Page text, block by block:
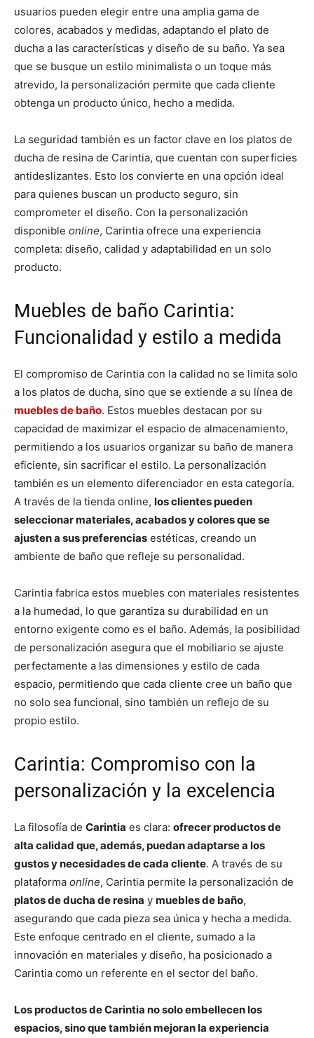
usuarios pueden elegir entre una amplia gama de
colores, acabados y medidas, adaptando el plato de
ducha a las características y diseño de su baño. Ya sea
que se busque un estilo minimalista o un toque más
atrevido, la personalización permite que cada cliente
obtenga un producto único, hecho a medida.
La seguridad también es un factor clave en los platos de
ducha de resina de Carintia, que cuentan con superficies
antideslizantes. Esto los convierte en una opción ideal
para quienes buscan un producto seguro, sin
comprometer el diseño. Con la personalización
disponible online, Carintia ofrece una experiencia
completa: diseño, calidad y adaptabilidad en un solo
producto.
Muebles de baño Carintia:
Funcionalidad y estilo a medida
El compromiso de Carintia con la calidad no se limita solo
a los platos de ducha, sino que se extiende a su línea de
muebles de baño. Estos muebles destacan por su
capacidad de maximizar el espacio de almacenamiento,
permitiendo a los usuarios organizar su baño de manera
eficiente, sin sacrificar el estilo. La personalización
también es un elemento diferenciador en esta categoría.
A través de la tienda online, los clientes pueden
seleccionar materiales, acabados y colores que se
ajusten a sus preferencias estéticas, creando un
ambiente de baño que refleje su personalidad.
Carintia fabrica estos muebles con materiales resistentes
a la humedad, lo que garantiza su durabilidad en un
entorno exigente como es el baño. Además, la posibilidad
de personalización asegura que el mobiliario se ajuste
perfectamente a las dimensiones y estilo de cada
espacio, permitiendo que cada cliente cree un baño que
no solo sea funcional, sino también un reflejo de su
propio estilo.
Carintia: Compromiso con la
personalización y la excelencia
La filosofía de Carintia es clara: ofrecer productos de
alta calidad que, además, puedan adaptarse a los
gustos y necesidades de cada cliente. A través de su
plataforma online, Carintia permite la personalización de
platos de ducha de resina y muebles de baño,
asegurando que cada pieza sea única y hecha a medida.
Este enfoque centrado en el cliente, sumado a la
innovación en materiales y diseño, ha posicionado a
Carintia como un referente en el sector del baño.
Los productos de Carintia no solo embellecen los
espacios, sino que también mejoran la experiencia